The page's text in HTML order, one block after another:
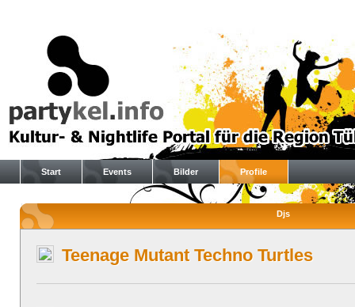
Start Events Bilder Profile
Djs
Teenage Mutant Techno Turtles